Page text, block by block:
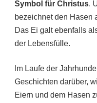
Symbol für Christus.
bezeichnet den Hasen
Das Ei galt ebenfalls
der Lebensfülle.
Im Laufe der
Geschichten darüber,
Eiern und dem Hasen